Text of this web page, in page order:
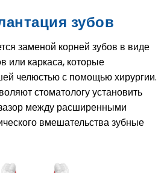
зубов
заменой корней зубов в виде
или каркаса, которые
челюстью с помощью хирургии.
стоматологу установить
между расширенными
вмешательства зубные